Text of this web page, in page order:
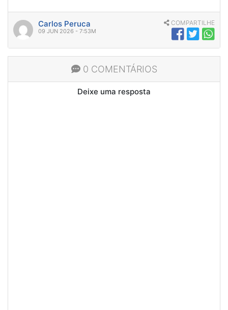
Carlos Peruca
09 JUN 2026 - 7:53M
COMPARTILHE
0 COMENTÁRIOS
Deixe uma resposta